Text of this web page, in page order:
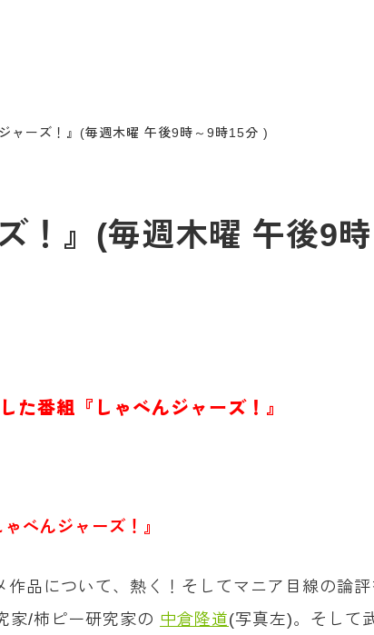
ャーズ！』(毎週木曜 午後9時～9時15分 )
！』(毎週木曜 午後9
た番組『しゃべんジャーズ！』
ゃべんジャーズ！』
品について、熱く！そしてマニア目線の論
家/柿ピー研究家の 中倉隆道(写真左)。そして